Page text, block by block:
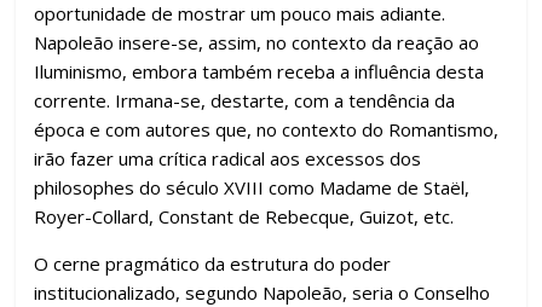
oportunidade de mostrar um pouco mais adiante.
Napoleão insere-se, assim, no contexto da reação ao
Iluminismo, embora também receba a influência desta
corrente. Irmana-se, destarte, com a tendência da
época e com autores que, no contexto do Romantismo,
irão fazer uma crítica radical aos excessos dos
philosophes do século XVIII como Madame de Staël,
Royer-Collard, Constant de Rebecque, Guizot, etc.
O cerne pragmático da estrutura do poder
institucionalizado, segundo Napoleão, seria o Conselho